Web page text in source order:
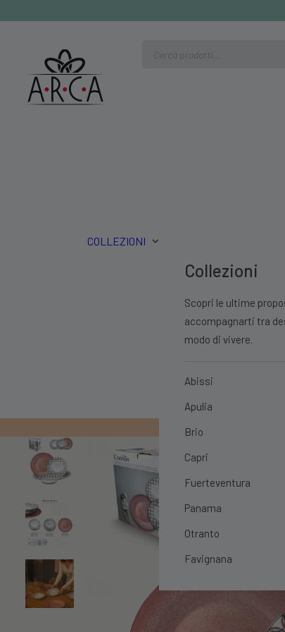
COLLEZIONI
Collezioni
Scopri le ultime
accompagnarti tra
modo di vivere.
Abissi
Apulia
Brio
Capri
Fuerteventura
Panama
Otranto
Favignana
PRIMO